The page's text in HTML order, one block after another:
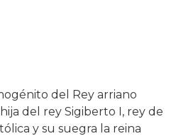
del Rey arriano
del rey Sigiberto I, rey de
y su suegra la reina